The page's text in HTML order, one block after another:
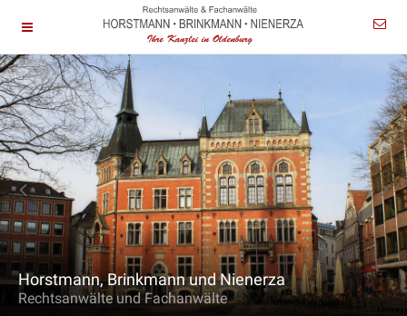
Horstmann, Brinkmann und Nienerza
Rechtsanwälte und Fachanwälte